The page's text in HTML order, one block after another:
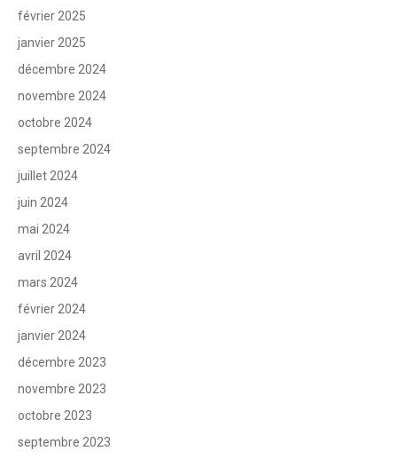
février 2025
janvier 2025
décembre 2024
novembre 2024
octobre 2024
septembre 2024
juillet 2024
juin 2024
mai 2024
avril 2024
mars 2024
février 2024
janvier 2024
décembre 2023
novembre 2023
octobre 2023
septembre 2023